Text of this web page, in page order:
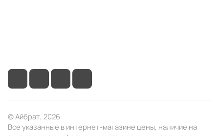
© Айбрат, 2026
Все указанные в интернет-магазине цены, наличие на